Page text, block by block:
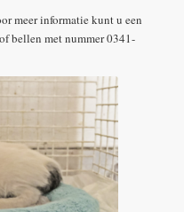
meer informatie kunt u een
bellen met nummer 0341-